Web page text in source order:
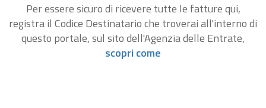
Per essere sicuro di ricevere tutte le fatture qui,
registra il Codice Destinatario che troverai all'interno di
questo portale, sul sito dell'Agenzia delle Entrate,
scopri come